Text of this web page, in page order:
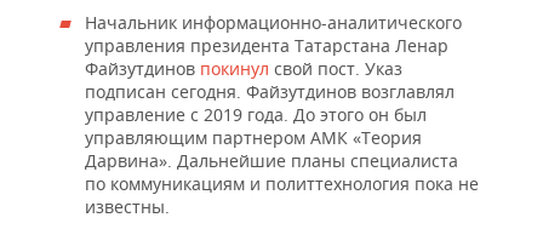
Начальник информационно-аналитического
управления президента Татарстана Ленар
Файзутдинов покинул свой пост. Указ
подписан сегодня. Файзутдинов возглавлял
управление с 2019 года. До этого он был
управляющим партнером АМК «Теория
Дарвина». Дальнейшие планы специалиста
по коммуникациям и политтехнология пока не
известны.